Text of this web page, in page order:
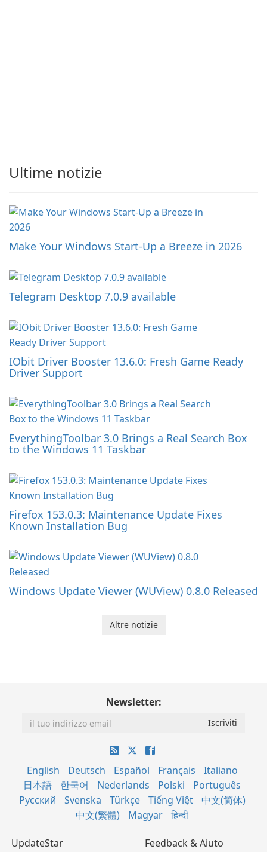
Ultime notizie
Make Your Windows Start-Up a Breeze in 2026
Telegram Desktop 7.0.9 available
IObit Driver Booster 13.6.0: Fresh Game Ready
Driver Support
EverythingToolbar 3.0 Brings a Real Search Box
to the Windows 11 Taskbar
Firefox 153.0.3: Maintenance Update Fixes
Known Installation Bug
Windows Update Viewer (WUView) 0.8.0 Released
Altre notizie
Newsletter:
English Deutsch Español Français
Italiano
日本語
한국어 Nederlands Polski
Português
Русский
Svenska Türkçe Tiếng Việt
中文(简体)
中文(繁體)
Magyar हिन्दी
UpdateStar
Feedback & Aiuto